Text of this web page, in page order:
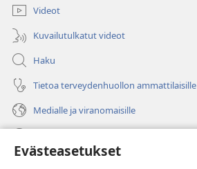
Evästeasetukset
Videot
Kuvailutulkatut videot
Haku
Tietoa terveydenhuollon ammattilaisille
Medialle ja viranomaisille